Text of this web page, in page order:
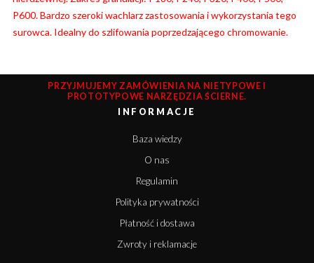
P600. Bardzo szeroki wachlarz zastosowania i wykorzystania tego
surowca. Idealny do szlifowania poprzedzającego chromowanie.
PRZYJMUJEMY ZAMÓWIENIA NA NIETYPOWE I
PROTOTYPOWE NARZĘDZIA ŚCIERNE.
INFORMACJE
Baza wiedzy
O nas
Regulamin
Polityka prywatności
Płatność i dostawa
Zwroty i reklamacje